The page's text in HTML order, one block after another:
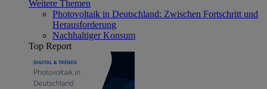
Weitere Themen
Photovoltaik in Deutschland: Zwischen Fortschritt und
Herausforderung
Nachhaltiger Konsum
Top Report